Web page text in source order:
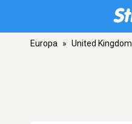
Europa » United Kingdom